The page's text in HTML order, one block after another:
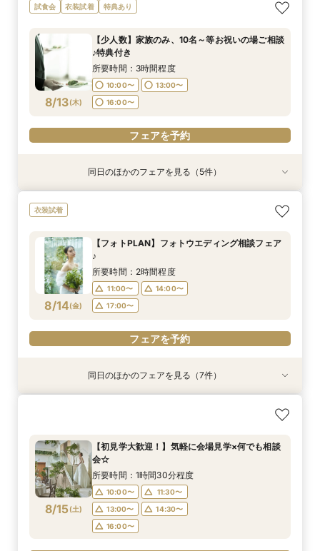
8/12
【式場おススメ♪】来館特典無料4品試食＋ランク
UP特典贈呈！
10:00〜
16:00〜
フェアを予約
8/12
【徒歩0分】立地悩み解消《両家各１台送迎バス
無料付》相談会♪
10:00〜
16:00〜
フェアを予約
8/12
【初見学に】本番さながらの盛付やお皿の試食４
品＆挙式見学
10:00〜
16:00〜
フェアを予約
8/12
【フォトPLAN】フォトウエディング相談フェア
♪
11:00〜
17:00〜
フェアを予約
8/12
【初見学大歓迎！】気軽に会場見学×何でも相談
会☆
10:00〜
13:00〜
14:30〜
16:00〜
8/12
【チャペル重視の方向け】緑と自然光に包まれる
幻想的空間を体験＊
10:00〜
13:00〜
14:30〜
16:00〜
試食会 衣装試着 特典あり
8/13(木)
【少人数】家族のみ、10名～等お祝いの場ご相談
♪特典付き
所要時間：3時間程度
10:00〜
13:00〜
16:00〜
フェアを予約
衣装試着 特典あり
8/13(木)
【式場おススメ♪】来館特典無料4品試食＋ランク
16:00〜
フェアを予約
衣装試着 特典あり
8/13(木)
【初見学に】本番さながらの盛付やお皿の試食４
16:00〜
フェアを予約
8/13(木)
【フォトPLAN】フォトウエディング相談フェア
17:00〜
フェアを予約
8/13(木)
短時間フェア《60分で情報収集！》リニューア
13:00〜
15:00〜
17:00〜
衣装試着 特典あり
8/13(木)
【仕事帰り】国産牛フィレ肉ディナー♪料理に癒
16:00〜
フェアを予約
同日のほかのフェアを見る（5件）
衣装試着
8/14(金)
【フォトPLAN】フォトウエディング相談フェア
♪
所要時間：2時間程度
11:00〜
14:00〜
17:00〜
フェアを予約
8/14 金
【ハワイ＆沖縄 ウェディング相談会】リゾート
10:00〜
フェアを予約
衣装試着 特典あり
8/14 金
【限定】通常＋ハーフコース＋特典付♪味と盛付
10:00〜
16:00〜
フェアを予約
8/14 金
【初見学大歓迎！】気軽に会場見学×何でも相談
10:00〜
13:00〜
14:30〜
16:00〜
フェアを予約
8/14 金
短時間フェア《60分で情報収集！》リニューア
10:00〜
13:00〜
15:00〜
17:00〜
フェアを予約
衣装試着 特典あり
8/14 金
【お見積もり相談会】ご予算重視の方へ＊クチコ
10:00〜
16:00〜
フェアを予約
衣装試着 特典あり
8/14 金
【仕事帰り】国産牛フィレ肉ディナー♪料理に癒
10:00〜
16:00〜
フェアを予約
8/14 金
【8月のご予約がお得◎】絶品贅沢コース無料試
10:00〜
16:00〜
フェアを予約
同日のほかのフェアを見る（7件）
8/15(土)
【初見学大歓迎！】気軽に会場見学×何でも相談
会☆
所要時間：1時間30分程度
10:00〜
11:30〜
13:00〜
14:30〜
16:00〜